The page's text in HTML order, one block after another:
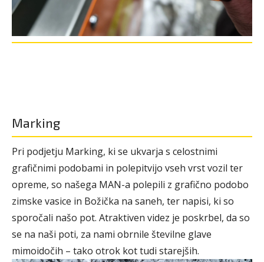
Marking
Pri podjetju Marking, ki se ukvarja s celostnimi
grafičnimi podobami in polepitvijo vseh vrst vozil ter
opreme, so našega MAN-a polepili z grafično podobo
zimske vasice in Božička na saneh, ter napisi, ki so
sporočali našo pot. Atraktiven videz je poskrbel, da so
se na naši poti, za nami obrnile številne glave
mimoidočih – tako otrok kot tudi starejših.